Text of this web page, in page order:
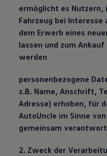
ermöglicht es
Fahrzeug bei
dem Erwerb eines
lassen und zum
werden
personenbezogene
z.B. Name, Anschrift,
Adresse) erhoben, für
AutoUncle im Sinne
gemeinsam
2. Zweck der